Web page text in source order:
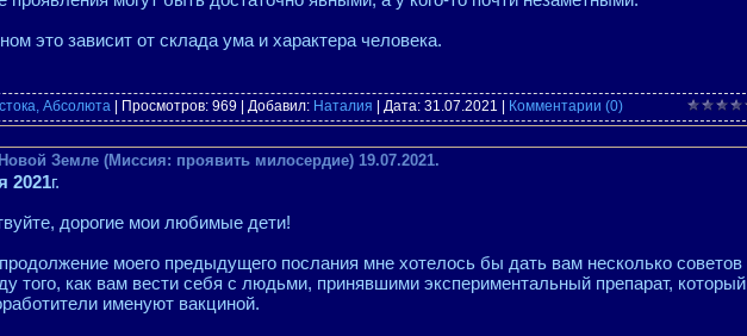
это зависит от склада ума и характера человека.
Абсолюта | Просмотров: 969 | Добавил: Наталия | Дата: 31.07.2021 Комментарии (0)
Земле (Миссия: проявить милосердие) 19.07.2021.
2021г.
дорогие мои любимые дети!
моего предыдущего послания мне хотелось бы дать вам несколько советов
того, как вам вести себя с людьми, принявшими экспериментальный препарат, который
именуют вакциной.